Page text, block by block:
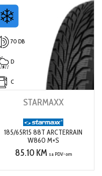
70 DB
D
C
STARMAXX
185/65R15 88T ARCTERRAIN
W860 M+S
85.10 KM sa PDV-om